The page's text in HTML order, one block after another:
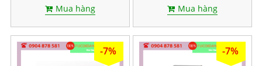
Mua hàng Mua hàng
-7% -7%